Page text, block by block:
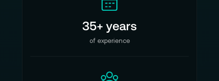
35+ years
of experience